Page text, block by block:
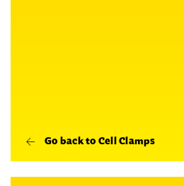
Go back to Cell Clamps